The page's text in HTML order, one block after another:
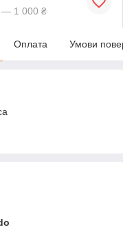
— 1 000 ₴
Оплата Умови